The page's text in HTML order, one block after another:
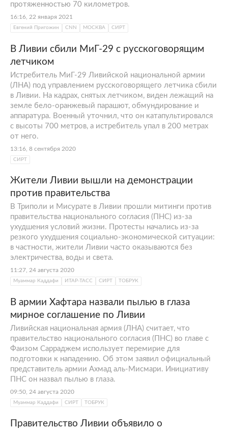
протяженностью 70 километров.
16:16, 22 января 2021
Евгений Пригожин CNN МОСКВА СИРТ
В Ливии сбили МиГ-29 с русскоговорящим
летчиком
Истребитель МиГ-29 Ливийской национальной армии
(ЛНА) под управлением русскоговорящего летчика сбили
в Ливии. На кадрах, снятых летчиком, виден лежащий на
земле бело-оранжевый парашют, обмундирование и
аппаратура. Военный уточнил, что он катапультировался
с высоты 700 метров, а истребитель упал в 200 метрах
от него.
13:16, 8 сентября 2020
СИРТ
Жители Ливии вышли на демонстрации
против правительства
В Триполи и Мисурате в Ливии прошли митинги против
правительства национального согласия (ПНС) из-за
ухудшения условий жизни. Протесты начались из-за
резкого ухудшения социально-экономической ситуации:
в частности, жители Ливии часто оказываются без
электричества, воды и света.
11:27, 24 августа 2020
Муаммар Каддафи ИТАР-ТАСС СИРТ ТОБРУК
В армии Хафтара назвали пылью в глаза
мирное соглашение по Ливии
Ливийская национальная армия (ЛНА) считает, что
правительство национального согласия (ПНС) во главе с
Фаизом Сарраджем использует перемирие для
подготовки к нападению. Об этом заявил официальный
представитель армии Ахмад аль-Мисмари. Инициативу
ПНС он назвал пылью в глаза.
09:50, 24 августа 2020
Муаммар Каддафи СИРТ ТОБРУК
Правительство Ливии объявило о